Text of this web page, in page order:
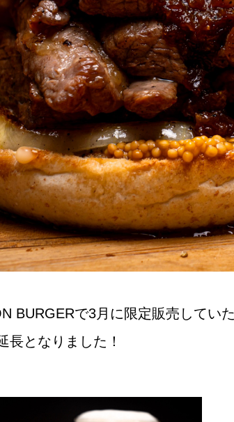
BURGERで3月に限定販売してい
長となりました！